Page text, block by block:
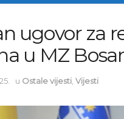
ugovor za
u MZ
u Ostale vijesti Vijesti